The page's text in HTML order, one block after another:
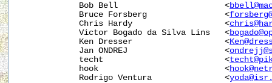
            Bob Bell                      <
            Bruce Forsberg                <
            Chris Hardy                   <
            Victor Bogado da Silva Lins   <
            Ken Dresser                   <
            Jan ONDREJ                    <
            techt                         <
            hook                          <
            Rodrigo Ventura               <